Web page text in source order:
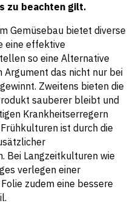
zu beachten gilt.
Gemüsebau bietet diverse
eine effektive
so eine Alternative
Argument das nicht nur bei
Zweitens bieten die
sauberer bleibt und
Krankheitserregern
ist durch die
Bei Langzeitkulturen wie
verlegen einer
zudem eine bessere